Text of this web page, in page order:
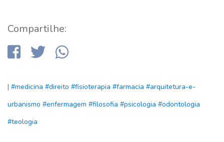
Compartilhe:
| #medicina #direito #fisioterapia #farmacia #arquitetura-e-
urbanismo #enfermagem #filosofia #psicologia #odontologia
#teologia